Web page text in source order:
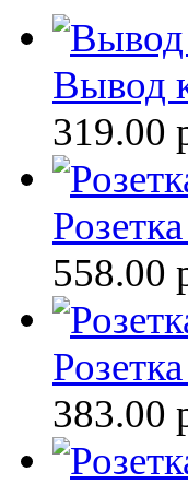
Вывод
319.00
558.00
383.00